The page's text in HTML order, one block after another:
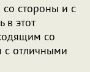
со стороны и с
в этот
со
с отличными